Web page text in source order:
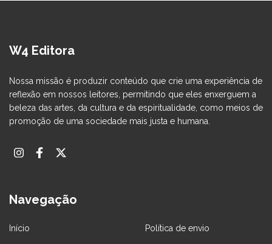
W4 Editora
Nossa missão é produzir conteúdo que crie uma experiência de
reflexão em nossos leitores, permitindo que eles enxerguem a
beleza das artes, da cultura e da espiritualidade, como meios de
promoção de uma sociedade mais justa e humana.
Navegação
Início Política de envio